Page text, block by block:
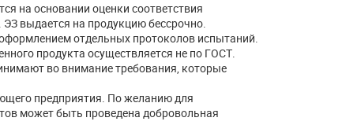
на основании оценки соответствия
выдается на продукцию бессрочно.
отдельных протоколов испытаний.
продукта осуществляется не по ГОСТ.
во внимание требования, которые
предприятия. По желанию для
может быть проведена добровольная